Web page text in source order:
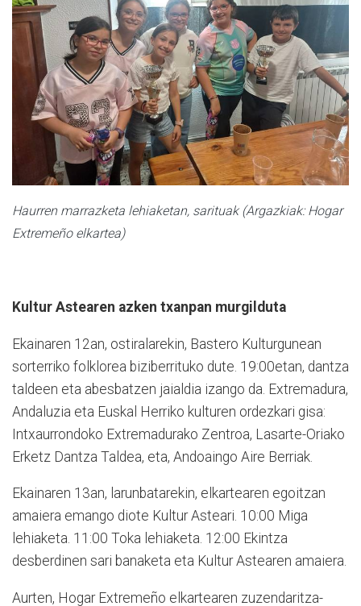
Haurren marrazketa lehiaketan, sarituak (Argazkiak: Hogar
Extremeño elkartea)
Kultur Astearen azken txanpan murgilduta
Ekainaren 12an, ostiralarekin, Bastero Kulturgunean
sorterriko folklorea biziberrituko dute. 19:00etan, dantza
taldeen eta abesbatzen jaialdia izango da. Extremadura,
Andaluzia eta Euskal Herriko kulturen ordezkari gisa:
Intxaurrondoko Extremadurako Zentroa, Lasarte-Oriako
Erketz Dantza Taldea, eta, Andoaingo Aire Berriak.
Ekainaren 13an, larunbatarekin, elkartearen egoitzan
amaiera emango diote Kultur Asteari. 10:00 Miga
lehiaketa. 11:00 Toka lehiaketa. 12:00 Ekintza
desberdinen sari banaketa eta Kultur Astearen amaiera.
Aurten, Hogar Extremeño elkartearen zuzendaritza-